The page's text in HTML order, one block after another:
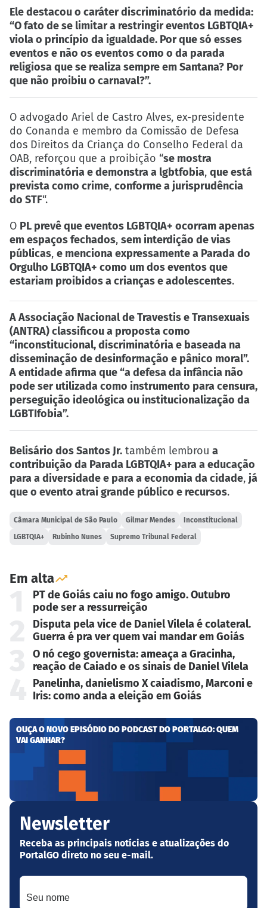
Ele destacou o caráter discriminatório da medida:
“O fato de se limitar a restringir eventos LGBTQIA+
viola o princípio da igualdade. Por que só esses
eventos e não os eventos como o da parada
religiosa que se realiza sempre em Santana? Por
que não proibiu o carnaval?”.
O advogado Ariel de Castro Alves, ex-presidente
do Conanda e membro da Comissão de Defesa
dos Direitos da Criança do Conselho Federal da
OAB, reforçou que a proibição “se mostra
discriminatória e demonstra a lgbtfobia, que está
prevista como crime, conforme a jurisprudência
do STF“.
O PL prevê que eventos LGBTQIA+ ocorram apenas
em espaços fechados, sem interdição de vias
públicas, e menciona expressamente a Parada do
Orgulho LGBTQIA+ como um dos eventos que
estariam proibidos a crianças e adolescentes.
A Associação Nacional de Travestis e Transexuais
(ANTRA) classificou a proposta como
“inconstitucional, discriminatória e baseada na
disseminação de desinformação e pânico moral”.
A entidade afirma que “a defesa da infância não
pode ser utilizada como instrumento para censura,
perseguição ideológica ou institucionalização da
LGBTIfobia”.
Belisário dos Santos Jr. também lembrou a
contribuição da Parada LGBTQIA+ para a educação
para a diversidade e para a economia da cidade, já
que o evento atrai grande público e recursos.
Câmara Municipal de São Paulo Gilmar Mendes Inconstitucional
LGBTQIA+ Rubinho Nunes Supremo Tribunal Federal
Em alta
PT de Goiás caiu no fogo amigo. Outubro
pode ser a ressurreição
Disputa pela vice de Daniel Vilela é colateral.
Guerra é pra ver quem vai mandar em Goiás
O nó cego governista: ameaça a Gracinha,
reação de Caiado e os sinais de Daniel Vilela
Panelinha, danielismo X caiadismo, Marconi e
Iris: como anda a eleição em Goiás
OUÇA O NOVO EPISÓDIO DO PODCAST DO PORTALGO: QUEM
VAI GANHAR?
Newsletter
Receba as principais notícias e atualizações do
PortalGO direto no seu e-mail.
Seu nome